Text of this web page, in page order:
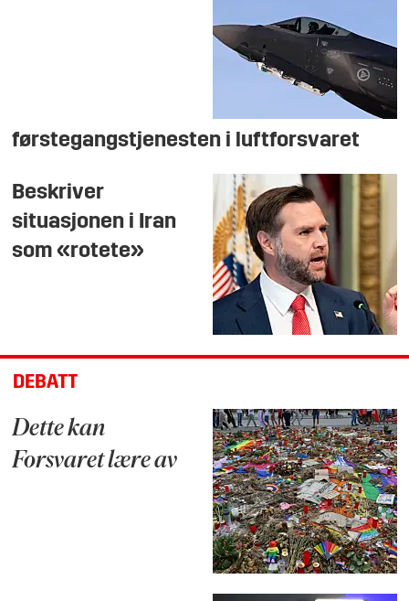
førstegangstjenesten i luftforsvaret
Beskriver
situasjonen i Iran
som «rotete»
DEBATT
Dette kan
Forsvaret lære av